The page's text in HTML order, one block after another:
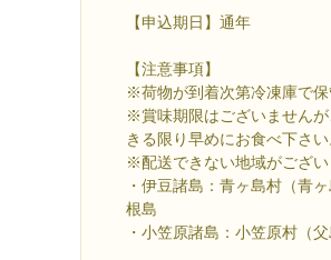
【申込期日】通年
【注意事項】
※荷物が到着次第冷凍庫で保
※賞味期限はございません
きる限り早めにお食べ下さい
※配送できない地域がござい
・伊豆諸島：青ヶ島村（青
根島
・小笠原諸島：小笠原村（